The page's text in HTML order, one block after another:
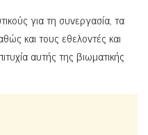
για τη συνεργασία, τα
και τους εθελοντές και
αυτής της βιωματικής